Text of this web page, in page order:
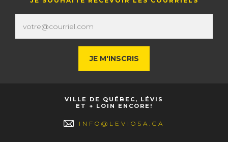
VILLE DE QUÉBEC, LÉVIS
ET + LOIN ENCORE!
INFO@LEVIOSA.CA